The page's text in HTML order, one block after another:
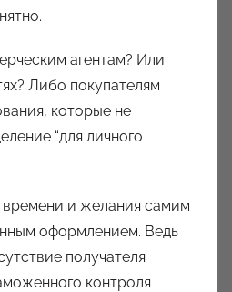
агентам? Или
Либо покупателям
которые не
“для личного
времени и желания самим
оформлением. Ведь
получателя
контроля